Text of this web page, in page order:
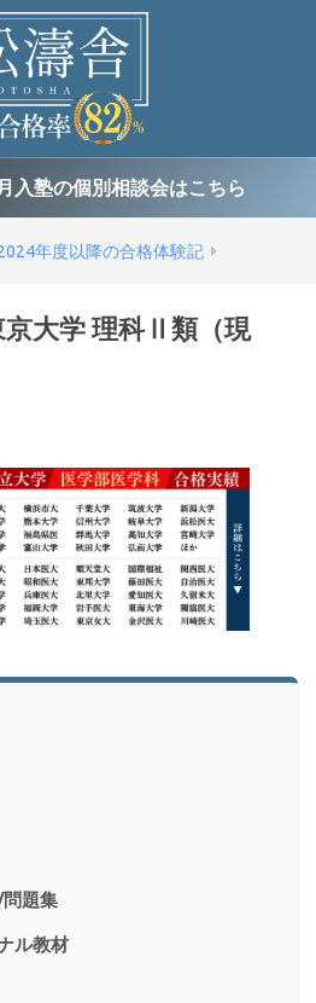
入塾の個別相談会はこちら
年度以降の合格体験記
京大学 理科Ⅱ類（現
題集
ル教材